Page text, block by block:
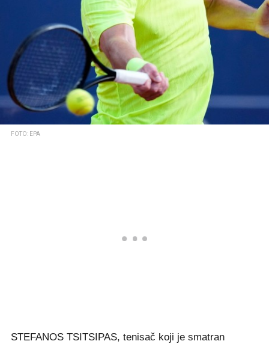
FOTO: EPA
STEFANOS TSITSIPAS, tenisač koji je smatran